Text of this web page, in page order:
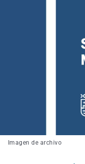
Imagen de archivo